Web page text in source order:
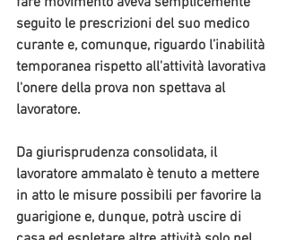
seguito le prescrizioni del suo medico
curante e, comunque, riguardo l’inabilità
temporanea rispetto all'attività lavorativa
l'onere della prova non spettava al
lavoratore.
Da giurisprudenza consolidata, il
lavoratore ammalato è tenuto a mettere
in atto le misure possibili per favorire la
guarigione e, dunque, potrà uscire di